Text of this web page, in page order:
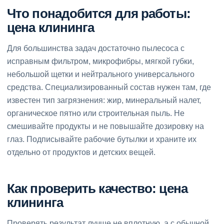
Что понадобится для работы:
цена клининга
Для большинства задач достаточно пылесоса с
исправным фильтром, микрофибры, мягкой губки,
небольшой щетки и нейтрального универсального
средства. Специализированный состав нужен там, где
известен тип загрязнения: жир, минеральный налет,
органическое пятно или строительная пыль. Не
смешивайте продукты и не повышайте дозировку на
глаз. Подписывайте рабочие бутылки и храните их
отдельно от продуктов и детских вещей.
Как проверить качество: цена
клининга